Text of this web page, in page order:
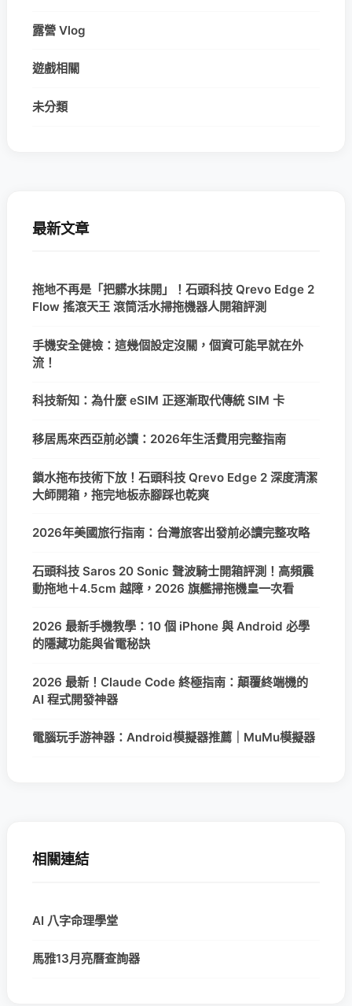
露營 Vlog
遊戲相關
未分類
最新文章
拖地不再是「把髒水抹開」！石頭科技 Qrevo Edge 2
Flow 搖滾天王 滾筒活水掃拖機器人開箱評測
手機安全健檢：這幾個設定沒關，個資可能早就在外
流！
科技新知：為什麼 eSIM 正逐漸取代傳統 SIM 卡
移居馬來西亞前必讀：2026年生活費用完整指南
鎖水拖布技術下放！石頭科技 Qrevo Edge 2 深度清潔
大師開箱，拖完地板赤腳踩也乾爽
2026年美國旅行指南：台灣旅客出發前必讀完整攻略
石頭科技 Saros 20 Sonic 聲波騎士開箱評測！高頻震
動拖地＋4.5cm 越障，2026 旗艦掃拖機皇一次看
2026 最新手機教學：10 個 iPhone 與 Android 必學
的隱藏功能與省電秘訣
2026 最新！Claude Code 終極指南：顛覆終端機的
AI 程式開發神器
電腦玩手游神器：Android模擬器推薦｜MuMu模擬器
相關連結
AI 八字命理學堂
馬雅13月亮曆查詢器